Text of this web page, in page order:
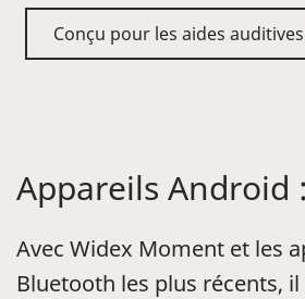
Conçu pour les aides
Appareils Android :
Avec Widex Moment et les
Bluetooth les plus récents,